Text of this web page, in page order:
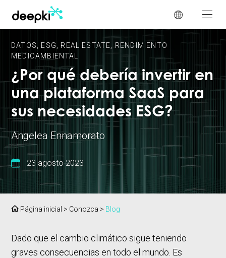
DATOS ESG REAL ESTATE
RENDIMIENTO
MEDIOAMBIENTAL
¿Por qué debería invertir en
una plataforma SaaS para
sus necesidades ESG?
Angelea Ennamorato
23 agosto 2023
Página inicial > Conozca > Blog
Dado que el cambio climático sigue teniendo
graves consecuencias en todo el mundo. Es
Panel de gestión de cookies